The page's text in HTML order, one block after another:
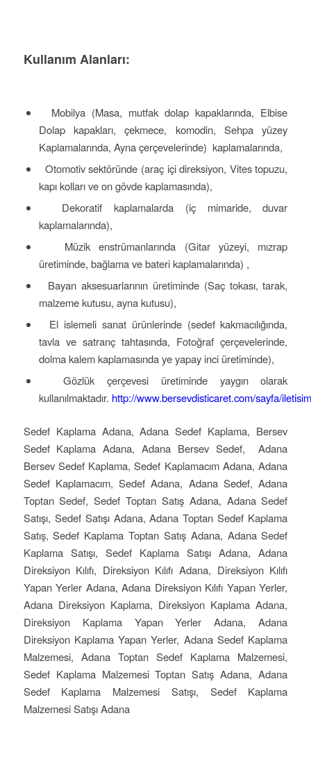
Kullanım Alanları:
Mobilya (Masa, mutfak dolap kapaklarında, Elbise
Dolap kapakları, çekmece, komodin, Sehpa yüzey
Kaplamalarında, Ayna çerçevelerinde) kaplamalarında,
Otomotiv sektöründe (araç içi direksiyon, Vites topuzu,
kapı kolları ve on gövde kaplamasında),
Dekoratif kaplamalarda (iç mimaride, duvar
kaplamalarında),
Müzik enstrümanlarında (Gitar yüzeyi, mızrap
üretiminde, bağlama ve bateri kaplamalarında) ,
Bayan aksesuarlarının üretiminde (Saç tokası, tarak,
malzeme kutusu, ayna kutusu),
El islemeli sanat ürünlerinde (sedef kakmacılığında,
tavla ve satranç tahtasında, Fotoğraf çerçevelerinde,
dolma kalem kaplamasında ye yapay inci üretiminde),
Gözlük çerçevesi üretiminde yaygın olarak
kullanılmaktadır. http://www.bersevdisticaret.com/sayfa/iletisim
Sedef Kaplama Adana, Adana Sedef Kaplama, Bersev
Sedef Kaplama Adana, Adana Bersev Sedef, Adana
Bersev Sedef Kaplama, Sedef Kaplamacım Adana, Adana
Sedef Kaplamacım, Sedef Adana, Adana Sedef, Adana
Toptan Sedef, Sedef Toptan Satış Adana, Adana Sedef
Satışı, Sedef Satışı Adana, Adana Toptan Sedef Kaplama
Satış, Sedef Kaplama Toptan Satış Adana, Adana Sedef
Kaplama Satışı, Sedef Kaplama Satışı Adana, Adana
Direksiyon Kılıfı, Direksiyon Kılıfı Adana, Direksiyon Kılıfı
Yapan Yerler Adana, Adana Direksiyon Kılıfı Yapan Yerler,
Adana Direksiyon Kaplama, Direksiyon Kaplama Adana,
Direksiyon Kaplama Yapan Yerler Adana, Adana
Direksiyon Kaplama Yapan Yerler, Adana Sedef Kaplama
Malzemesi, Adana Toptan Sedef Kaplama Malzemesi,
Sedef Kaplama Malzemesi Toptan Satış Adana, Adana
Sedef Kaplama Malzemesi Satışı, Sedef Kaplama
Malzemesi Satışı Adana